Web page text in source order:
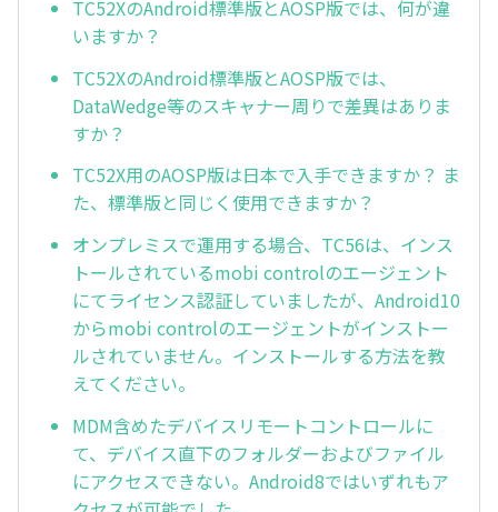
TC52XのAndroid標準版とAOSP版では、何が違
いますか？
TC52XのAndroid標準版とAOSP版では、
DataWedge等のスキャナー周りで差異はありま
すか？
TC52X用のAOSP版は日本で入手できますか？ ま
た、標準版と同じく使用できますか？
オンプレミスで運用する場合、TC56は、インス
トールされているmobi controlのエージェント
にてライセンス認証していましたが、Android10
からmobi controlのエージェントがインストー
ルされていません。インストールする方法を教
えてください。
MDM含めたデバイスリモートコントロールに
て、デバイス直下のフォルダーおよびファイル
にアクセスできない。Android8ではいずれもア